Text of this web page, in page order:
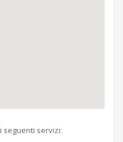
i seguenti servizi: